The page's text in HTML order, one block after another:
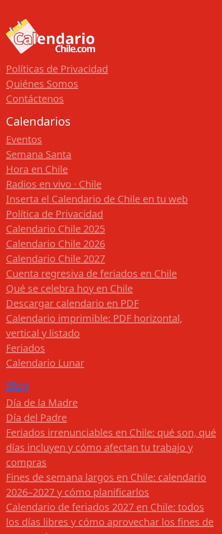
Políticas de Privacidad
Quiénes Somos
Contáctenos
Calendarios
Eventos
Semana Santa
Hora en Chile
Radios en vivo · Chile
Inserta el Calendario de Chile en tu web
Política de Privacidad
Calendario Chile 2025
Calendario Chile 2026
Calendario Chile 2027
Cuenta regresiva de feriados en Chile
Qué se celebra hoy en Chile
Descargar calendario en PDF
Calendario imprimible: PDF horizontal,
vertical y listado
Feriados
Calendario Lunar
Blog
Día de la Madre
Día del Padre
Feriados irrenunciables en Chile: qué son, qué
días incluyen y cómo afectan tu trabajo y
compras
Fines de semana largos en Chile: calendario
2026–2027 y cómo planificarlos
Calendario de feriados 2027 en Chile: todos
los días libres y cómo aprovechar los fines de